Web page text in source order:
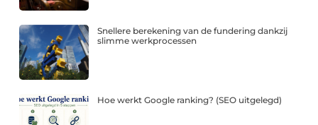
Snellere berekening van de fundering dankzij
slimme werkprocessen
Hoe werkt Google ranking? (SEO uitgelegd)